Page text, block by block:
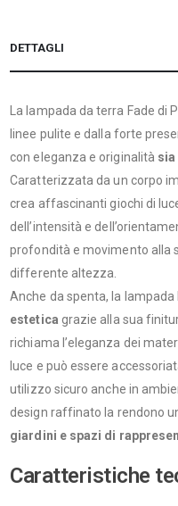
DETTAGLI
La lampada da terra Fade di
linee pulite e dalla forte
con eleganza e originalità
Caratterizzata da un corpo
crea affascinanti giochi di
dell’intensità e
profondità e movimento alla
differente altezza.
Anche da spenta, la lampada
estetica grazie alla sua
richiama l’eleganza dei
luce e può essere
utilizzo sicuro anche in
design raffinato la rendono
giardini e spazi di
Caratteristiche